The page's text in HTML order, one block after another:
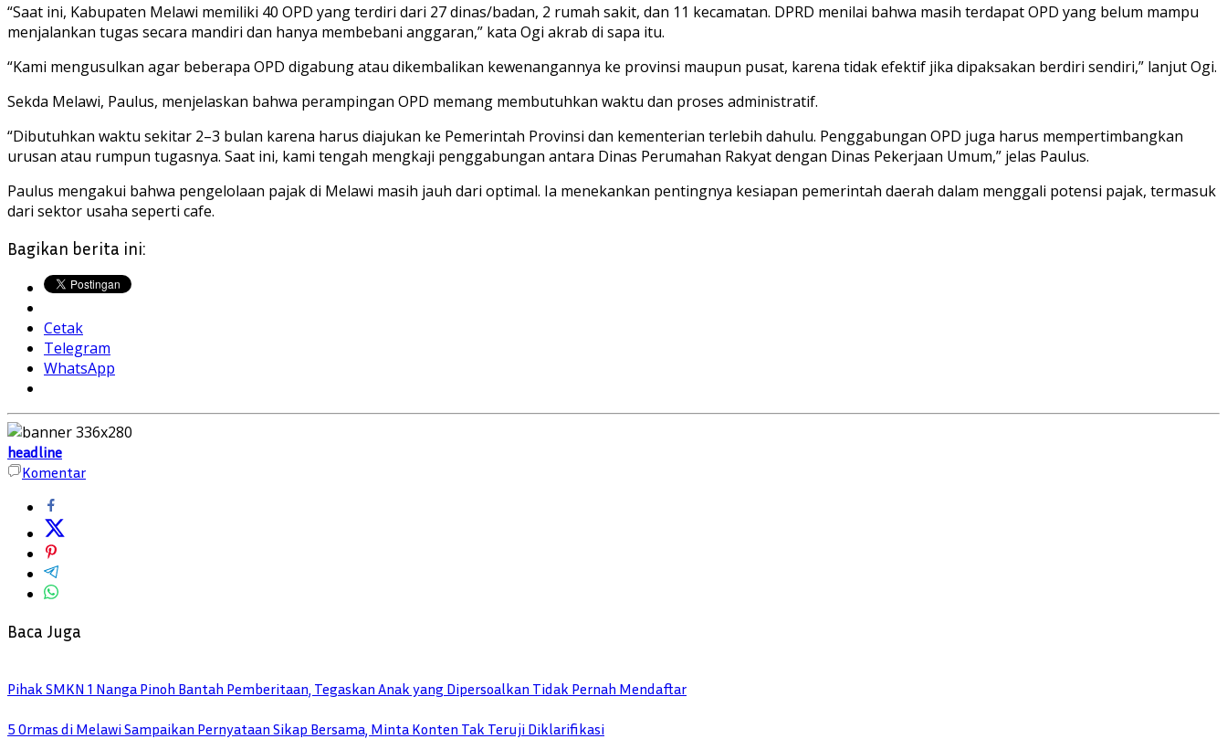
“Saat ini, Kabupaten Melawi memiliki 40 OPD yang terdiri dari 27 dinas/badan, 2 rumah sakit, dan 11 kecamatan. DPRD menilai bahwa masih terdapat OPD yang belum mampu
menjalankan tugas secara mandiri dan hanya membebani anggaran,” kata Ogi akrab di sapa itu.
“Kami mengusulkan agar beberapa OPD digabung atau dikembalikan kewenangannya ke provinsi maupun pusat, karena tidak efektif jika dipaksakan berdiri sendiri,” lanjut Ogi.
Sekda Melawi, Paulus, menjelaskan bahwa perampingan OPD memang membutuhkan waktu dan proses administratif.
“Dibutuhkan waktu sekitar 2–3 bulan karena harus diajukan ke Pemerintah Provinsi dan kementerian terlebih dahulu. Penggabungan OPD juga harus mempertimbangkan
urusan atau rumpun tugasnya. Saat ini, kami tengah mengkaji penggabungan antara Dinas Perumahan Rakyat dengan Dinas Pekerjaan Umum,” jelas Paulus.
Paulus mengakui bahwa pengelolaan pajak di Melawi masih jauh dari optimal. Ia menekankan pentingnya kesiapan pemerintah daerah dalam menggali potensi pajak, termasuk
dari sektor usaha seperti cafe.
Bagikan berita ini:
Cetak
Telegram
WhatsApp
headline
Komentar
Baca Juga
Pihak SMKN 1 Nanga Pinoh Bantah Pemberitaan, Tegaskan Anak yang Dipersoalkan Tidak Pernah Mendaftar
5 Ormas di Melawi Sampaikan Pernyataan Sikap Bersama, Minta Konten Tak Teruji Diklarifikasi